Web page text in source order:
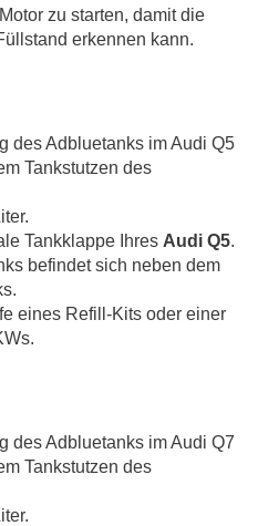
zu starten, damit die
erkennen kann.
des Adbluetanks im Audi Q5
Tankstutzen des
Tankklappe Ihres Audi Q5.
befindet sich neben dem
eines Refill-Kits oder einer
des Adbluetanks im Audi Q7
Tankstutzen des